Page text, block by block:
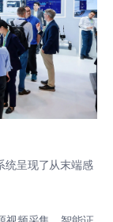
统呈现了从末端感